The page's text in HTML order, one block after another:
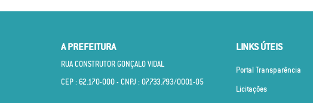
A PREFEITURA
RUA CONSTRUTOR GONÇALO VIDAL
CEP : 62.170­-000 - CNPJ : 07.733.793/0001­-05
LINKS ÚTEIS
Portal Transparência
Licitações